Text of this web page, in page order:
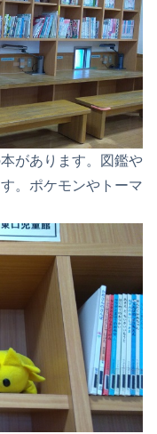
があります。図鑑や
。ポケモンやトーマ